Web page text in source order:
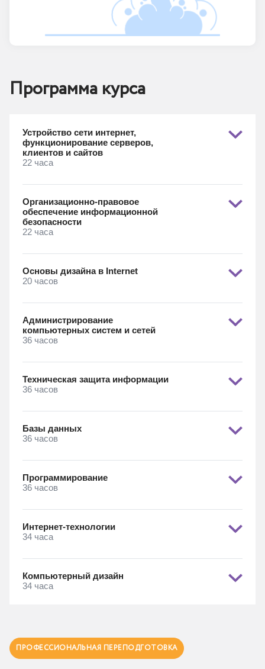
Программа курса
Устройство сети интернет,
функционирование серверов,
клиентов и сайтов
22 часа
Организационно-правовое
обеспечение информационной
безопасности
22 часа
Основы дизайна в Internet
20 часов
Администрирование
компьютерных систем и сетей
36 часов
Техническая защита информации
36 часов
Базы данных
36 часов
Программирование
36 часов
Интернет-технологии
34 часа
Компьютерный дизайн
34 часа
ПРОФЕССИОНАЛЬНАЯ ПЕРЕПОДГОТОВКА